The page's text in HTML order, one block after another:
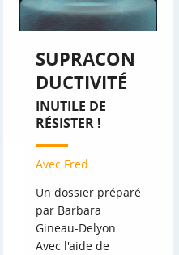
SUPRACON
DUCTIVITÉ
INUTILE DE
RÉSISTER !
Avec Fred
Un dossier préparé
par Barbara
Gineau-Delyon
Avec l'aide de